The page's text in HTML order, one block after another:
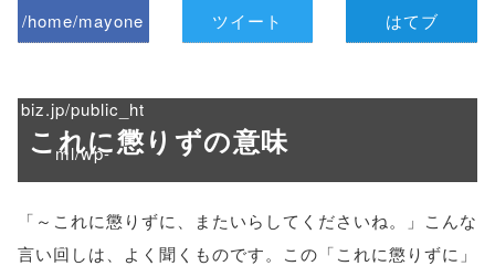
/home/mayone
biz.jp/public_ht
ml/wp-
/tapbiz_theme/
ツイート はてブ
これに懲りずの意味
「～これに懲りずに、またいらしてくださいね。」こんな
言い回しは、よく聞くものです。この「これに懲りずに」